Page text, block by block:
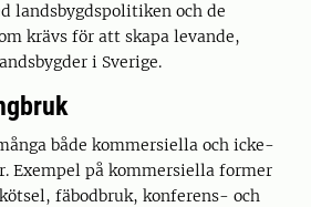
landsbygdspolitiken och de
krävs för att skapa levande,
i Sverige.
både kommersiella och icke-
Exempel på kommersiella former
fäbodbruk, konfe­rens- och